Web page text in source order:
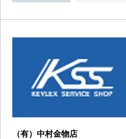
（有）中村金物店